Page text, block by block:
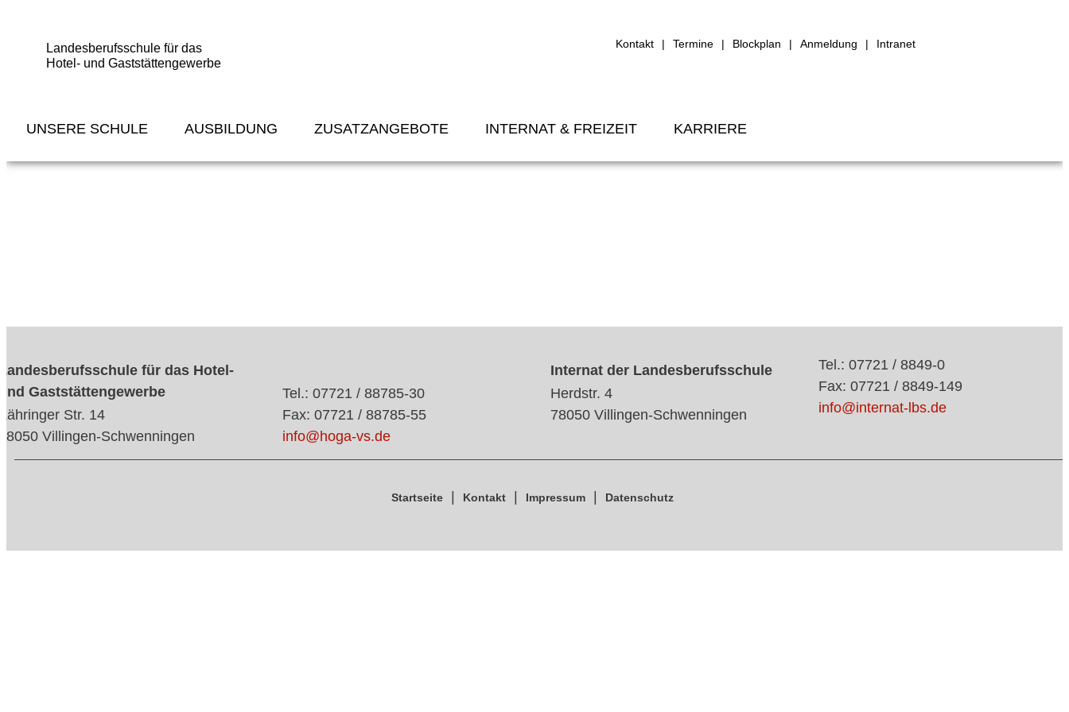
Landesberufsschule für das
Hotel- und Gaststättengewerbe
Kontakt Termine Blockplan Anmeldung Intranet
UNSERE SCHULE AUSBILDUNG ZUSATZANGEBOTE INTERNAT & FREIZEIT KARRIERE
für das Hotel-
Gaststättengewerbe
Str. 14
Villingen-Schwenningen
Tel.: 07721 / 88785-30
Fax: 07721 / 88785-55
info@hoga-vs.de
Internat der Landesberufsschule
Herdstr. 4
78050 Villingen-Schwenningen
Tel.: 07721 / 8849-0
Fax: 07721 / 8849-149
info@internat-lbs.de
Startseite Kontakt Impressum Datenschutz